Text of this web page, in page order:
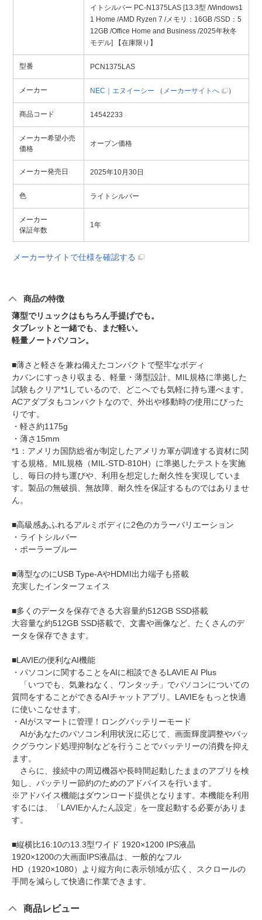
イトシルバー PC-N1375LAS [13.3型 /Windows1
1 Home /AMD Ryzen 7 /メモリ：16GB /SSD：5
12GB /Office Home and Business /2025年秋冬
モデル] 【在庫限り】
型番 PCN1375LAS
メーカー NEC｜エヌイーシー （ メーカーサイトへ ）
商品コード 14542233
メーカー希望小売
価格
オープン価格
メーカー発売日 2025年10月30日
色 ライトシルバー
メーカー
保証年数
1年
メーカーサイトで仕様を確認する
商品の特徴
薄型でリュックはもちろん手提げでも。
タブレットと一緒でも、まだ軽い。
軽量ノートパソコン。
■薄さと軽さを兼ね備えたコンパクトで堅牢なボディ
カバンにすっきり収まる、軽量・薄型設計。MIL規格に準拠した
試験もクリア*1しているので、どこへでも気軽に持ち運べます。
ACアダプタもコンパクトなので、外出や移動時の使用にぴった
りです。
・軽さ約1175g
・薄さ15mm
*1：アメリカ国防総省が制定したアメリカ軍が調達する資材に関
する規格。MIL規格（MIL-STD-810H）に準拠したテストを実施
し、毎日の持ち運びや、利用を想定した耐久性を実現していま
す。製品の無破損、無故障、耐久性を保証するものではありませ
ん。
■高級感あふれるアルミボディに2色のカラーバリエーション
・ライトシルバー
・ポーラーブルー
■薄型なのにUSB Type-AやHDMI出力端子も搭載
充実したインターフェイス
■多くのデータを保存できる大容量約512GB SSD搭載
大容量な約512GB SSD搭載で、文書や画像など、たくさんのデ
ータを保存できます。
■LAVIEの便利なAI機能
・パソコンに関することをAIに相談できるLAVIE AI Plus
「いつでも、気兼ねなく、ワンタッチ」でパソコンについての
質問をすることができるAIチャットアプリ。LAVIEをもっと快適
に使いこなせます。
・AIがスマートに管理！ロングバッテリーモード
AIがあなたのパソコン利用状況に応じて、画面輝度調整やバッ
クグラウンド処理抑制などを行うことでバッテリーの消費を抑え
ます。
さらに、接続中の周辺機器や長時間起動したままのアプリを検
知し、バッテリー節約のためのアドバイスを行います。
※アドバイス機能はダウンロード提供となります。本機能を利用
するには、「LAVIEかんたん設定」を一度起動する必要がありま
す。
■縦横比16:10の13.3型ワイド 1920×1200 IPS液晶
1920×1200の大画面IPS液晶は、一般的なフル
HD（1920×1080）より縦方向に表示領域が広く、スクロールの
手間を減らして快適に作業できます。
商品レビュー